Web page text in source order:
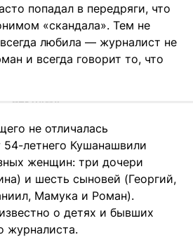
попадал в передряги, что
«скандала». Тем не
любила — журналист не
и всегда говорит то, что
не отличалась
летнего Кушанашвили
женщин: три дочери
и шесть сыновей (Георгий,
Мамука и Роман).
о детях и бывших
журналиста.